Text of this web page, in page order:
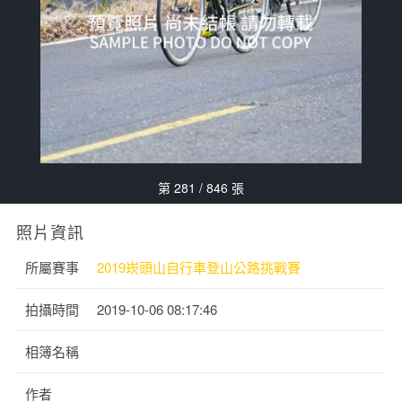
第 281 / 846 張
照片資訊
所屬賽事 2019崁頭山自行車登山公路挑戰賽
拍攝時間 2019-10-06 08:17:46
相簿名稱
作者